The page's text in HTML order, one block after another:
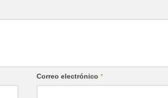
Correo electrónico *